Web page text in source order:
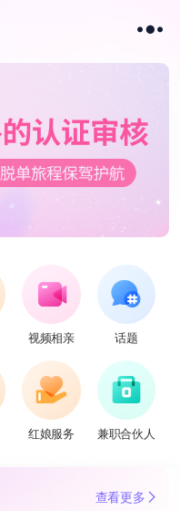
视频相亲 话题
红娘服务 兼职合伙人
查看更多